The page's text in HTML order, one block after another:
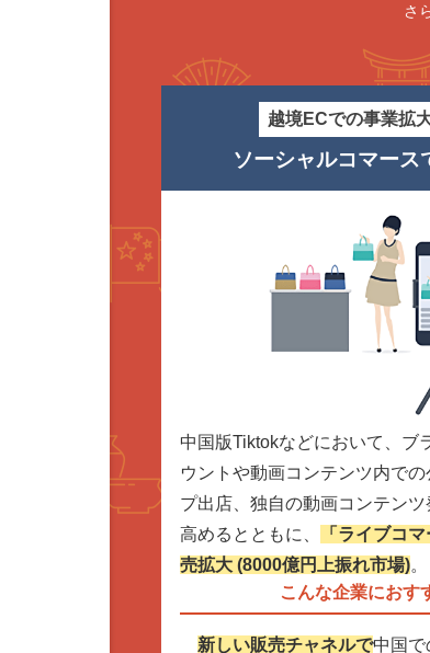
さ
越境ECでの事業拡
ソーシャルコマース
中国版Tiktokなどにおいて、ブ
ウントや動画コンテンツ内で
プ出店、独自の動画コンテン
高めるとともに、
「ライブコ
売拡大 (8000億円上振れ市場)。
こんな企業におす
新しい販売チャネルで中国で